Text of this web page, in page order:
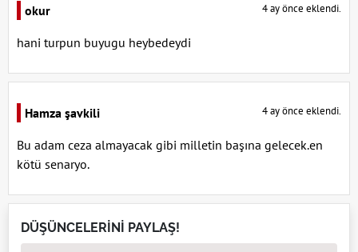
okur 4 ay önce eklendi.
hani turpun buyugu heybedeydi
Hamza şavkili 4 ay önce eklendi.
Bu adam ceza almayacak gibi milletin başına gelecek.en
kötü senaryo.
DÜŞÜNCELERİNİ PAYLAŞ!